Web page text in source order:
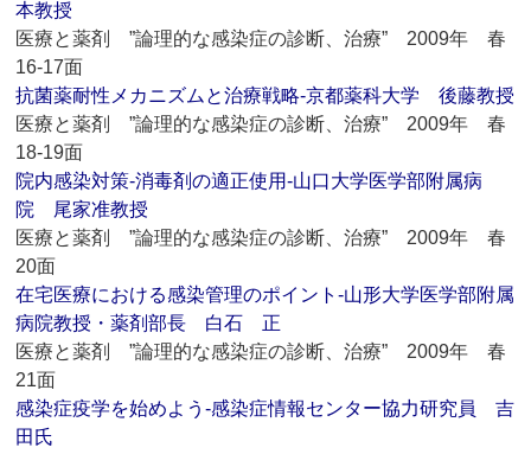
本教授
医療と薬剤 ”論理的な感染症の診断、治療” 2009年 春
16-17面
抗菌薬耐性メカニズムと治療戦略‐京都薬科大学 後藤教授
医療と薬剤 ”論理的な感染症の診断、治療” 2009年 春
18-19面
院内感染対策‐消毒剤の適正使用‐山口大学医学部附属病
院 尾家准教授
医療と薬剤 ”論理的な感染症の診断、治療” 2009年 春
20面
在宅医療における感染管理のポイント‐山形大学医学部附属
病院教授・薬剤部長 白石 正
医療と薬剤 ”論理的な感染症の診断、治療” 2009年 春
21面
感染症疫学を始めよう‐感染症情報センター協力研究員 吉
田氏